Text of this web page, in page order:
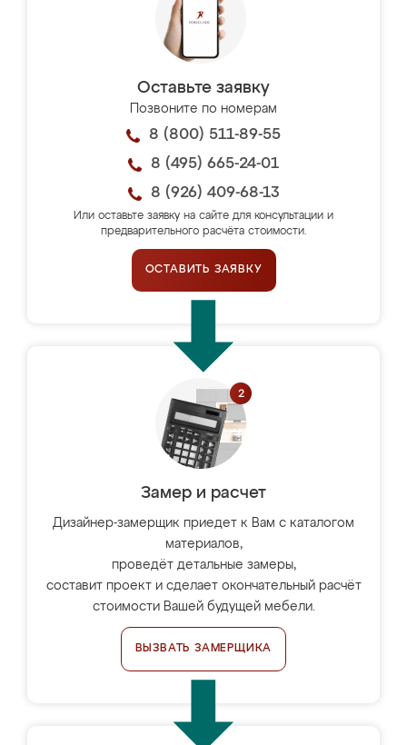
Оставьте заявку
Позвоните по номерам
8 (800) 511-89-55
8 (495) 665-24-01
8 (926) 409-68-13
Или оставьте заявку на сайте для консультации и
предварительного расчёта стоимости.
ОСТАВИТЬ ЗАЯВКУ
Замер и расчет
Дизайнер-замерщик приедет к Вам с каталогом
материалов,
проведёт детальные замеры,
составит проект и сделает окончательный расчёт
стоимости Вашей будущей мебели.
ВЫЗВАТЬ ЗАМЕРЩИКА